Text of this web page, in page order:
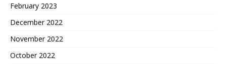
February 2023
December 2022
November 2022
October 2022